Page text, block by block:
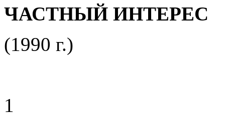
ЧАСТНЫЙ ИНТЕРЕС
(1990 г.)
1